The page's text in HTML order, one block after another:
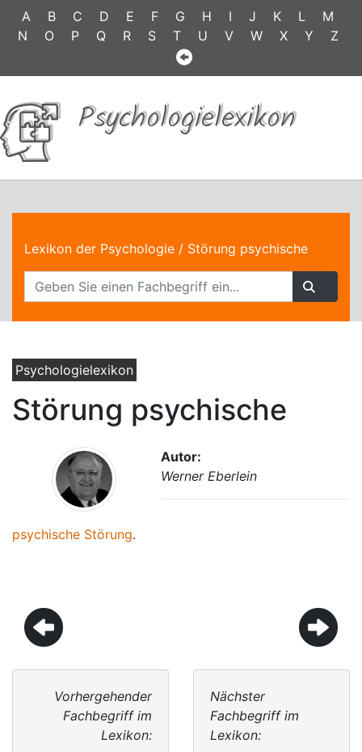
A B C D E F G H I J K L
M
N
O P Q R S T U V W X Y Z
Psychologielexikon
Lexikon der Psychologie / Störung psychische
Psychologielexikon
Störung psychische
Autor:
Werner Eberlein
psychische Störung.
Vorhergehender
Fachbegriff im
Lexikon:
Nächster
Fachbegriff im
Lexikon: